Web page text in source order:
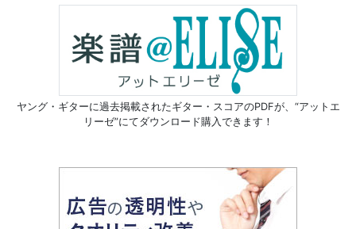
ヤング・ギターに過去掲載されたギター・スコアのPDFが、 “アットエ
リーゼ”にてダウンロード購入できます！